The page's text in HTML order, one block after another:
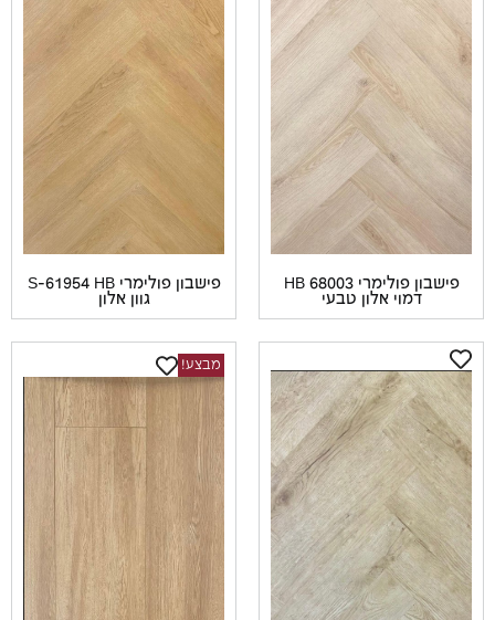
פישבון פולימרי 68003 HB
דמוי אלון טבעי
פישבון פולימרי S-61954 HB
גוון אלון